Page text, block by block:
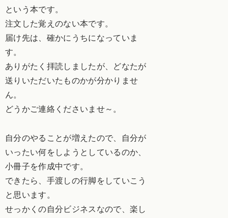
という本です。
注文した覚えのない本です。
届け先は、確かにうちになっていま
す。
ありがたく拝読しましたが、どなたが
送りいただいたものかが分かりませ
ん。
どうかご連絡くださいませ～。
自分のやることが増えたので、自分が
いったい何をしようとしているのか、
小冊子を作成中です。
できたら、手渡しの行脚をしていこう
と思います。
せっかくの自分ビジネスなので、楽し